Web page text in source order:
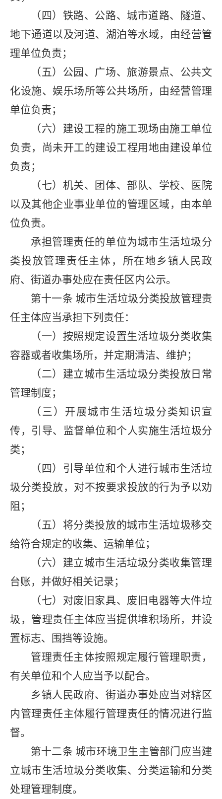
（四）铁路、公路、城市道路、隧道、
地下通道以及河道、湖泊等水域，由经营管
理单位负责；
（五）公园、广场、旅游景点、公共文
化设施、娱乐场所等公共场所，由经营管理
单位负责；
（六）建设工程的施工现场由施工单位
负责，尚未开工的建设工程用地由建设单位
负责；
（七）机关、团体、部队、学校、医院
以及其他企业事业单位的管理区域，由本单
位负责。
承担管理责任的单位为城市生活垃圾分
类投放管理责任主体，所在地乡镇人民政
府、街道办事处应在责任区内公示。
第十一条 城市生活垃圾分类投放管理责
任主体应当承担下列责任：
（一）按照规定设置生活垃圾分类收集
容器或者收集场所，并定期清洁、维护；
（二）建立城市生活垃圾分类投放日常
管理制度；
（三）开展城市生活垃圾分类知识宣
传，引导、监督单位和个人实施生活垃圾分
类；
（四）引导单位和个人进行城市生活垃
圾分类投放，对不按要求投放的行为予以劝
阻；
（五）将分类投放的城市生活垃圾移交
给符合规定的收集、运输单位；
（六）建立城市生活垃圾分类收集管理
台账，并做好相关记录；
（七）对废旧家具、废旧电器等大件垃
圾，管理责任主体应当提供堆积场所，并设
置标志、围挡等设施。
管理责任主体按照规定履行管理职责，
有关单位和个人应当予以配合。
乡镇人民政府、街道办事处应当对辖区
内管理责任主体履行管理责任的情况进行监
督。
第十二条 城市环境卫生主管部门应当建
立城市生活垃圾分类收集、分类运输和分类
处理管理制度。